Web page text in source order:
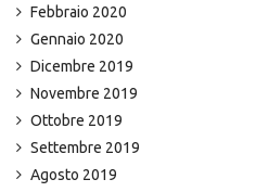
Febbraio 2020
Gennaio 2020
Dicembre 2019
Novembre 2019
Ottobre 2019
Settembre 2019
Agosto 2019